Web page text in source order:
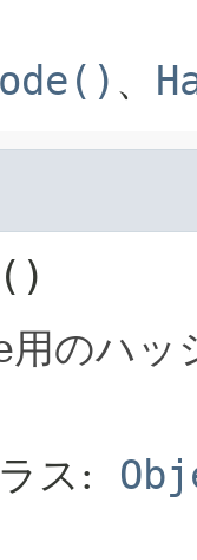
、
()
のハッ
ス: